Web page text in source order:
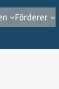
Förderer